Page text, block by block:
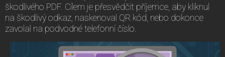
škodlivého PDF. Cílem je přesvědčit příjemce, aby kliknul
na škodlivý odkaz, naskenoval QR kód, nebo dokonce
zavolal na podvodné telefonní číslo.